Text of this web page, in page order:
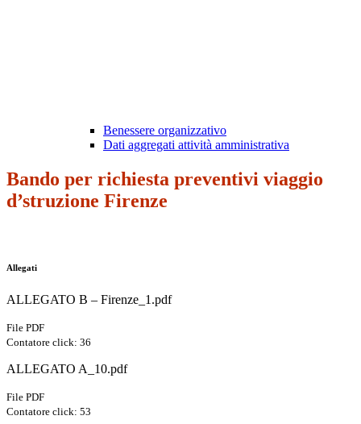
Benessere organizzativo
Dati aggregati attività amministrativa
Bando per richiesta preventivi viaggio
d’struzione Firenze
Allegati
ALLEGATO B – Firenze_1.pdf
File PDF
Contatore click: 36
ALLEGATO A_10.pdf
File PDF
Contatore click: 53